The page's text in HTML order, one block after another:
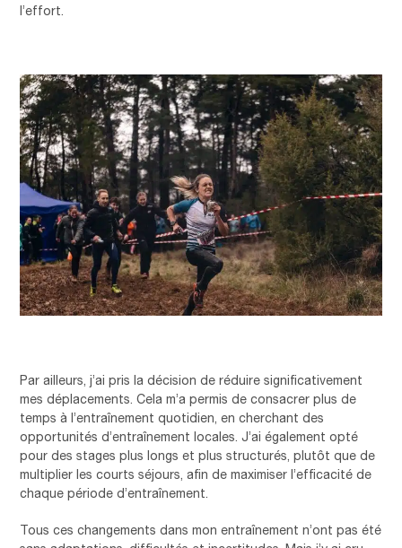
l’effort.
Par ailleurs, j’ai pris la décision de réduire significativement
mes déplacements. Cela m’a permis de consacrer plus de
temps à l’entraînement quotidien, en cherchant des
opportunités d’entraînement locales. J’ai également opté
pour des stages plus longs et plus structurés, plutôt que de
multiplier les courts séjours, afin de maximiser l’efficacité de
chaque période d’entraînement.
Tous ces changements dans mon entraînement n’ont pas été